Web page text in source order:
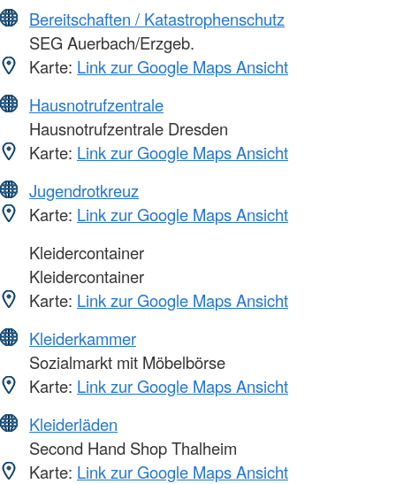
Bereitschaften / Katastrophenschutz
SEG Auerbach/Erzgeb.
Karte: Link zur Google Maps Ansicht
Hausnotrufzentrale
Hausnotrufzentrale Dresden
Karte: Link zur Google Maps Ansicht
Jugendrotkreuz
Karte: Link zur Google Maps Ansicht
Kleidercontainer
Kleidercontainer
Karte: Link zur Google Maps Ansicht
Kleiderkammer
Sozialmarkt mit Möbelbörse
Karte: Link zur Google Maps Ansicht
Kleiderläden
Second Hand Shop Thalheim
Karte: Link zur Google Maps Ansicht